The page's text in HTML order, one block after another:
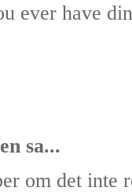
ever have
sa...
om det inte